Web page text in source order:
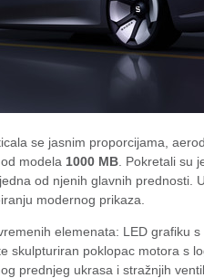
se jasnim proporcijama,
modela 1000 MB . Pokretali su
od njenih glavnih prednosti.
modernog prikaza.
elemenata: LED grafiku
skulpturiran poklopac motora s
prednjeg ukrasa i stražnjih